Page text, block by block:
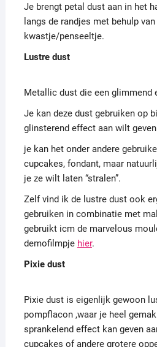
Je brengt petal dust aan in het
langs de randjes met behulp
kwastje/penseeltje.
Lustre dust
Metallic dust die een glimmend
Je kan deze dust gebruiken op
glinsterend effect aan wilt
je kan het onder andere
cupcakes, fondant, maar
je ze wilt laten “stralen”.
Zelf vind ik de lustre dust ook
gebruiken in combinatie met
gebruikt icm de marvelous
demofilmpje hier.
Pixie dust
Pixie dust is eigenlijk gewoon
pompflacon ,waar je heel
sprankelend effect kan geven
cupcakes of andere grotere